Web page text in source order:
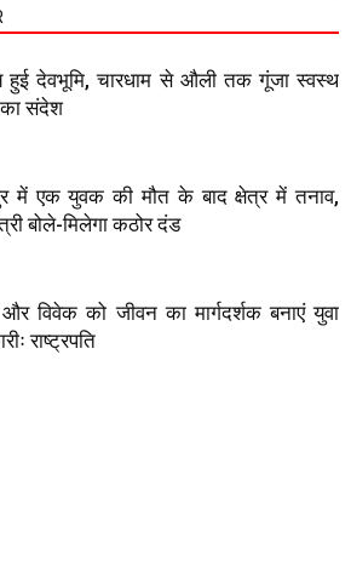
हुई देवभूमि, चारधाम से औली तक गूंजा स्वस्थ
संदेश
में एक युवक की मौत के बाद क्षेत्र में तनाव,
बोले-मिलेगा कठोर दंड
और विवेक को जीवन का मार्गदर्शक बनाएं युवा
राष्ट्रपति